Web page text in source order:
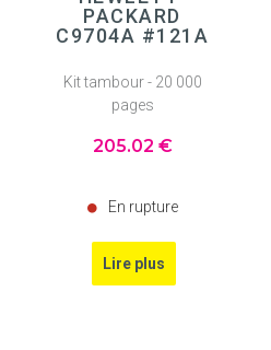
PACKARD
C9704A #121A
Kit tambour - 20 000
pages
205.02 €
En rupture